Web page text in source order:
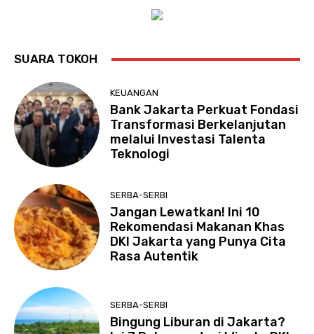
SUARA TOKOH
KEUANGAN
Bank Jakarta Perkuat Fondasi
Transformasi Berkelanjutan
melalui Investasi Talenta
Teknologi
SERBA-SERBI
Jangan Lewatkan! Ini 10
Rekomendasi Makanan Khas
DKI Jakarta yang Punya Cita
Rasa Autentik
SERBA-SERBI
Bingung Liburan di Jakarta?